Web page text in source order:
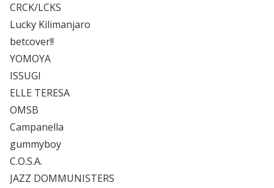
CRCK/LCKS
Lucky Kilimanjaro
betcover!!
YOMOYA
ISSUGI
ELLE TERESA
OMSB
Campanella
gummyboy
C.O.S.A.
JAZZ DOMMUNISTERS